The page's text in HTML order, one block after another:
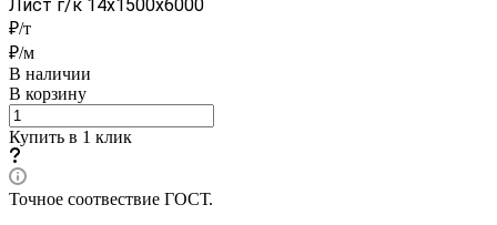
Лист г/к 14x1500x6000
₽/т
₽/м
В наличии
В корзину
Купить в 1 клик
Точное соотвествие ГОСТ.